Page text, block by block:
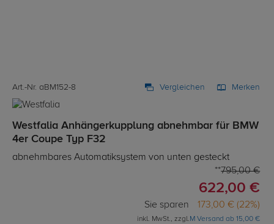
Art.-Nr. aBM152-8 Vergleichen Merken
Westfalia Anhängerkupplung abnehmbar für BMW
4er Coupe Typ F32
abnehmbares Automatiksystem von unten gesteckt
795,00 €
622,00 €
Sie sparen 173,00 € (22%)
inkl. MwSt., zzgl.M Versand ab 15,00 €